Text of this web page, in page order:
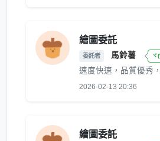
繪圖委託
委託者 馬鈴薯 ヾ
速度快速，品質優秀
2026-02-13 20:36
繪圖委託